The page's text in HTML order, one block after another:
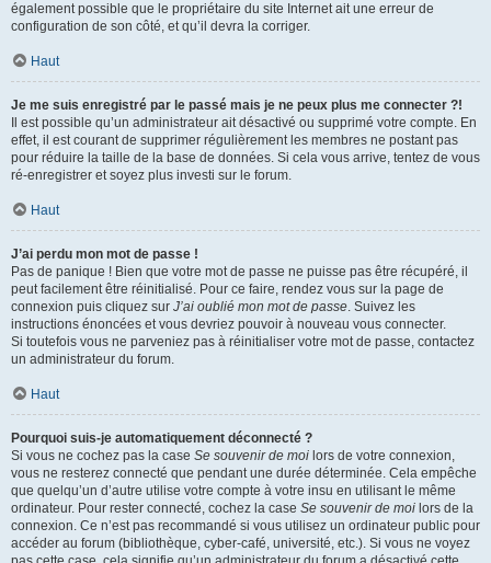
également possible que le propriétaire du site Internet ait une erreur de
configuration de son côté, et qu’il devra la corriger.
Haut
Je me suis enregistré par le passé mais je ne peux plus me connecter ?!
Il est possible qu’un administrateur ait désactivé ou supprimé votre compte. En
effet, il est courant de supprimer régulièrement les membres ne postant pas
pour réduire la taille de la base de données. Si cela vous arrive, tentez de vous
ré-enregistrer et soyez plus investi sur le forum.
Haut
J’ai perdu mon mot de passe !
Pas de panique ! Bien que votre mot de passe ne puisse pas être récupéré, il
peut facilement être réinitialisé. Pour ce faire, rendez vous sur la page de
connexion puis cliquez sur J’ai oublié mon mot de passe. Suivez les
instructions énoncées et vous devriez pouvoir à nouveau vous connecter.
Si toutefois vous ne parveniez pas à réinitialiser votre mot de passe, contactez
un administrateur du forum.
Haut
Pourquoi suis-je automatiquement déconnecté ?
Si vous ne cochez pas la case Se souvenir de moi lors de votre connexion,
vous ne resterez connecté que pendant une durée déterminée. Cela empêche
que quelqu’un d’autre utilise votre compte à votre insu en utilisant le même
ordinateur. Pour rester connecté, cochez la case Se souvenir de moi lors de la
connexion. Ce n’est pas recommandé si vous utilisez un ordinateur public pour
accéder au forum (bibliothèque, cyber-café, université, etc.). Si vous ne voyez